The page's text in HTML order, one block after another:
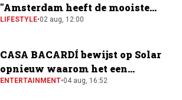
"Amsterdam heeft de mooiste
festivalscene van Europa"
LIFESTYLE•02 aug, 12:00
CASA BACARDÍ bewijst op Solar
opnieuw waarom het een
festivalfavoriet is
ENTERTAINMENT•04 aug, 16:52